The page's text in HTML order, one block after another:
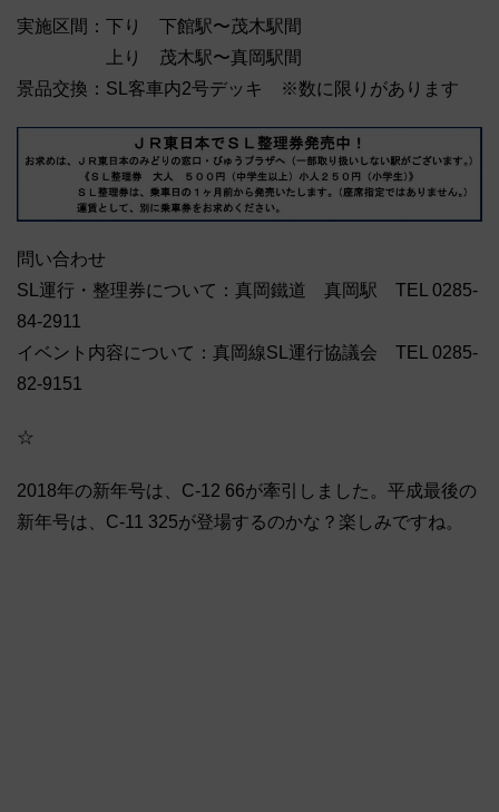
実施区間：下り 下館駅〜茂木駅間
上り 茂木駅〜真岡駅間
景品交換：SL客車内2号デッキ ※数に限りがあります
問い合わせ
SL運行・整理券について：真岡鐵道 真岡駅 TEL 0285-
84-2911
イベント内容について：真岡線SL運行協議会 TEL 0285-
82-9151
☆
2018年の新年号は、C-12 66が牽引しました。平成最後の
新年号は、C-11 325が登場するのかな？楽しみですね。